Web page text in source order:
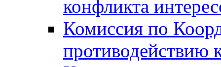
конфликта
Комиссия по
противодействию